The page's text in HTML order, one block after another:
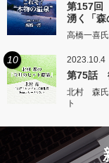
第157回
湧く「森
高橋一喜
10 2023.10.4
第75話
北村 森氏
ト